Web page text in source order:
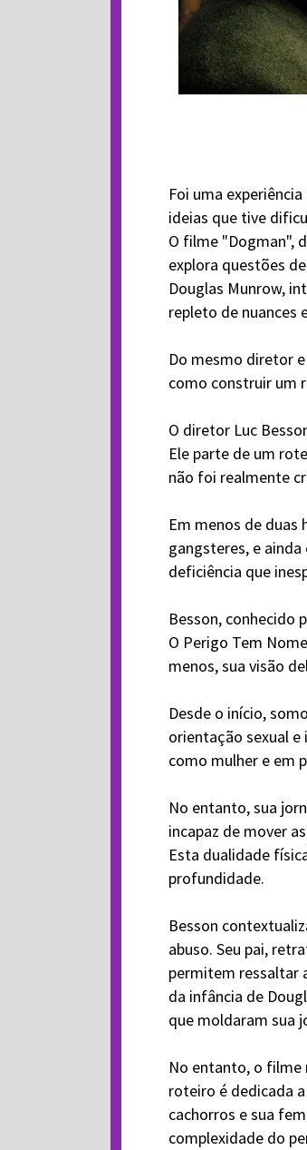
Foi uma
ideias que tive
O filme "Dogman",
explora questões
Douglas Munrow,
repleto de nuances
Do mesmo diretor
como construir um
O diretor Luc
Ele parte de um
não foi realmente
Em menos de
gangsteres, e
deficiência que
Besson, conhecido
O Perigo Tem
menos, sua visão
Desde o início,
orientação sexual
como mulher e em
No entanto, sua
incapaz de mover
Esta dualidade
profundidade.
Besson
abuso. Seu pai,
permitem ressaltar
da infância de
que moldaram sua
No entanto, o filme
roteiro é dedicada
cachorros e sua
complexidade do